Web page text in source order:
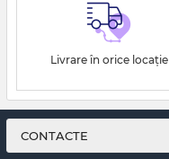
Livrare în orice locație
CONTACTE